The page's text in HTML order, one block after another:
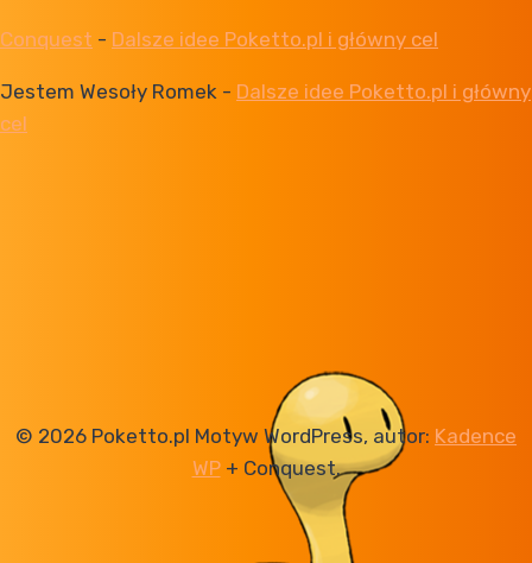
Conquest - Dalsze idee Poketto.pl i główny cel
Jestem Wesoły Romek - Dalsze idee Poketto.pl i główny
cel
© 2026 Poketto.pl Motyw WordPress, autor: Kadence
WP+ Conquest.